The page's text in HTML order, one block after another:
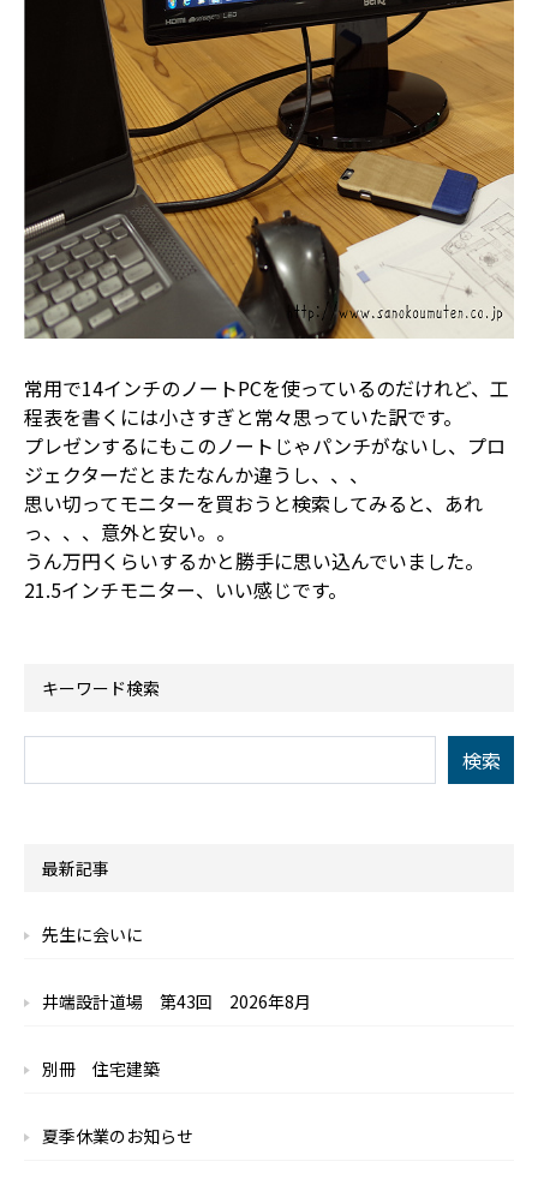
常用で14インチのノートPCを使っているのだけれど、工
程表を書くには小さすぎと常々思っていた訳です。
プレゼンするにもこのノートじゃパンチがないし、プロ
ジェクターだとまたなんか違うし、、、
思い切ってモニターを買おうと検索してみると、あれ
っ、、、意外と安い。。
うん万円くらいするかと勝手に思い込んでいました。
21.5インチモニター、いい感じです。
キーワード検索
最新記事
先生に会いに
井端設計道場 第43回 2026年8月
別冊 住宅建築
夏季休業のお知らせ